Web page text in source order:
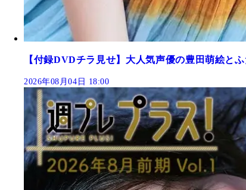
【付録DVDチラ見せ】大人気声優の豊田萌絵と
2026年08月04日 18:00